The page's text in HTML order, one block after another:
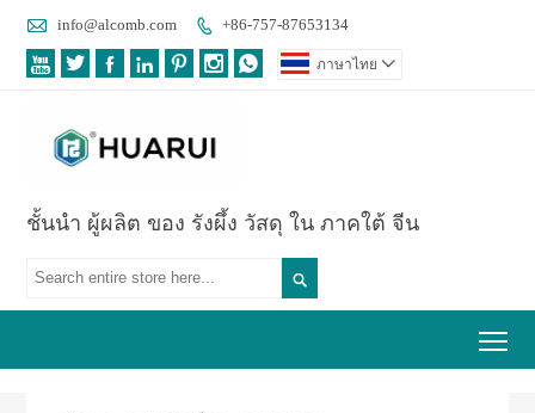
 info@alcomb.com  +86-757-87653134
       ภาษาไทย 
ชั้นนำ ผู้ผลิต ของ รังผึ้ง วัสดุ ใน ภาคใต้ จีน
